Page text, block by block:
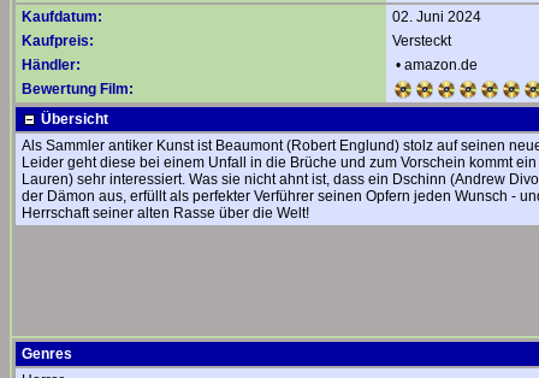
Kaufdatum:
02. Juni 2024
Kaufpreis:
Versteckt
Händler:
• amazon.de
Bewertung Film:
Übersicht
Als Sammler antiker Kunst ist Beaumont (Robert Englund) stolz auf seinen
Leider geht diese bei einem Unfall in die Brüche und zum Vorschein kommt
Lauren) sehr interessiert. Was sie nicht ahnt ist, dass ein Dschinn (Andrew
der Dämon aus, erfüllt als perfekter Verführer seinen Opfern jeden Wunsch -
Herrschaft seiner alten Rasse über die Welt!
Genres